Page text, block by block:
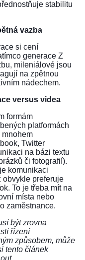
stabilitu
vazba
si cení
generace Z
mileniálové jsou
na zpětnou
nádechem.
versus videa
formám
platformách
Twitter
na bázi textu
či fotografií).
komunikaci
obvykle preferuje
To je třeba mít na
místa nebo
zaměstnance.
být zrovna
řízení
způsobem, může
tento článek